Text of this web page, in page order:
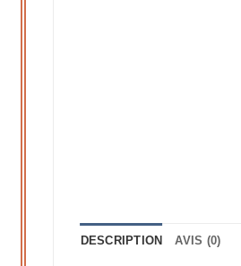
DESCRIPTION AVIS (0)